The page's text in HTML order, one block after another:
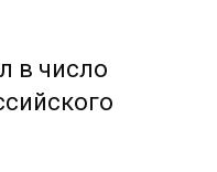
в число